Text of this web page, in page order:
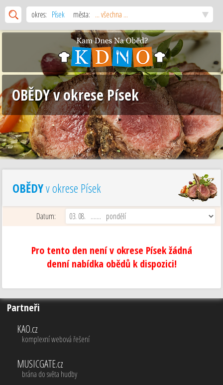
okres: Písek města: ... všechna ...
OBĚDY v okrese Písek
OBĚDYv okrese Písek
Datum:
Pro tento den není v okrese Písek žádná
denní nabídka obědů k dispozici!
Partneři
KAO.cz
komplexní webová řešení
MUSICGATE.cz
brána do světa hudby